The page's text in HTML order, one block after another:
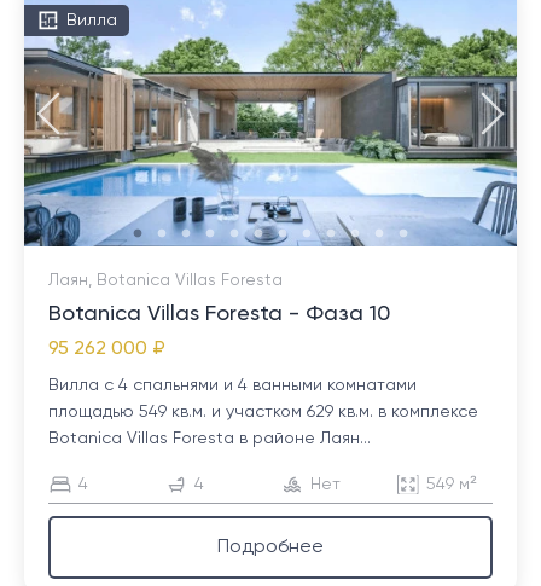
Вилла
Лаян, Botanica Villas Foresta
Botanica Villas Foresta - Фаза 10
95 262 000 ₽
Вилла с 4 спальнями и 4 ванными комнатами
площадью 549 кв.м. и участком 629 кв.м. в комплексе
Botanica Villas Foresta в районе Лаян...
4 4 Нет 549 м²
Подробнее